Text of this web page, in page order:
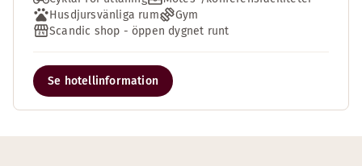
Husdjursvänliga rum
Gym
Scandic shop - öppen dygnet runt
Se hotellinformation